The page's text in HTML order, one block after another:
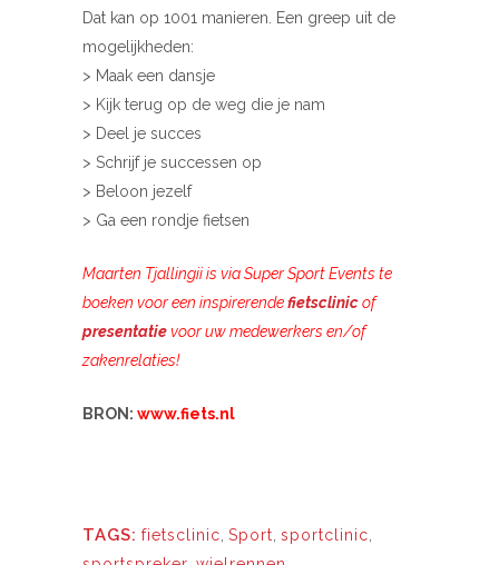
Dat kan op 1001 manieren. Een greep uit de
mogelijkheden:
> Maak een dansje
> Kijk terug op de weg die je nam
> Deel je succes
> Schrijf je successen op
> Beloon jezelf
> Ga een rondje fietsen
Maarten Tjallingii is via Super Sport Events te
boeken voor een inspirerendefietsclinicof
presentatievoor uw medewerkers en/of
zakenrelaties!
BRON: www.fiets.nl
TAGS: fietsclinic, Sport, sportclinic,